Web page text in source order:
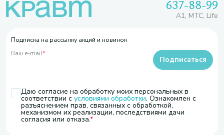
637-88-99
A1, МТС, Life
Подписка на рассылку акций и новинок
Ваш e-mail*
Даю согласие на обработку моих персональных в
соответствии с условиями обработки. Ознакомлен с
разъяснением прав, связанных с обработкой,
механизмом их реализации, последствиями дачи
согласия или отказа.
Подписаться